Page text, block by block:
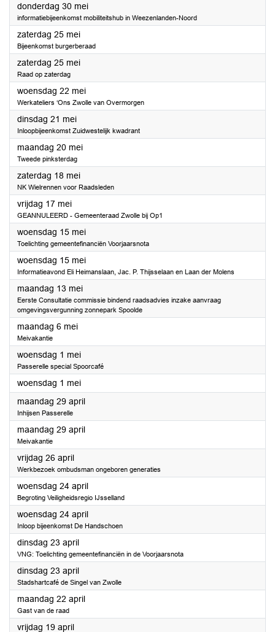
donderdag 30 mei2024
informatiebijeenkomst mobiliteitshub in Weezenlanden-Noord
zaterdag 25 mei2024
Bijeenkomst burgerberaad
zaterdag 25 mei2024
Raad op zaterdag
woensdag 22 mei2024
Werkateliers ‘Ons Zwolle van Overmorgen
dinsdag 21 mei2024
Inloopbijeenkomst Zuidwestelijk kwadrant
maandag 20 mei2024
Tweede pinksterdag
zaterdag 18 mei2024
NK Wielrennen voor Raadsleden
vrijdag 17 mei2024
GEANNULEERD - Gemeenteraad Zwolle bij Op1
woensdag 15 mei2024
Toelichting gemeentefinanciën Voorjaarsnota
woensdag 15 mei2024
Informatieavond Eli Heimanslaan, Jac. P. Thijsselaan en Laan der Molens
maandag 13 mei2024
Eerste Consultatie commissie bindend raadsadvies inzake aanvraag
omgevingsvergunning zonnepark Spoolde
maandag 6 mei2024
Meivakantie
woensdag 1 mei2024
Passerelle special Spoorcafé
woensdag 1 mei2024
maandag 29 april2024
Inhijsen Passerelle
maandag 29 april2024
Meivakantie
vrijdag 26 april2024
Werkbezoek ombudsman ongeboren generaties
woensdag 24 april2024
Begroting Veiligheidsregio IJsselland
woensdag 24 april2024
Inloop bijeenkomst De Handschoen
dinsdag 23 april2024
VNG: Toelichting gemeentefinanciën in de Voorjaarsnota
dinsdag 23 april2024
Stadshartcafé de Singel van Zwolle
maandag 22 april2024
Gast van de raad
vrijdag 19 april2024